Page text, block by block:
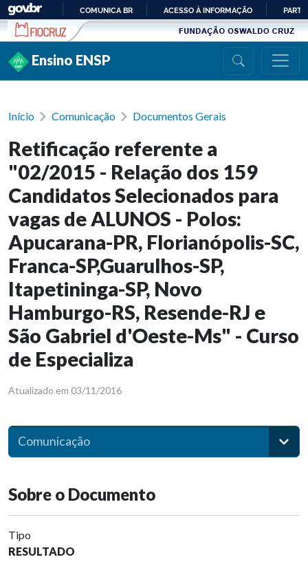
Ir para conteúdo
PARA
COMUNICA BR ACESSO À INFORMAÇÃO
Ensino ENSP
Início Comunicação Documentos Gerais
Retificação referente a
"02/2015 - Relação dos 159
Candidatos Selecionados para
vagas de ALUNOS - Polos:
Apucarana-PR, Florianópolis-SC,
Franca-SP,Guarulhos-SP,
Itapetininga-SP, Novo
Hamburgo-RS, Resende-RJ e
São Gabriel d'Oeste-Ms" - Curso
de Especializa
Atualizado em 03/11/2016
Comunicação
Sobre o Documento
Tipo
RESULTADO